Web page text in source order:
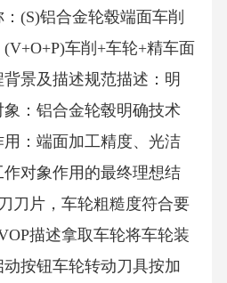
(S)铝合金轮毂端面车削
车削+车轮+精车面
景及描述规范描述：明
：铝合金轮毂明确技术
：端面加工精度、光洁
对象作用的最终理想结
刀片，车轮粗糙度符合要
描述拿取车轮将车轮装
按钮车轮转动刀具按加